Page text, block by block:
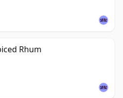
Rhum